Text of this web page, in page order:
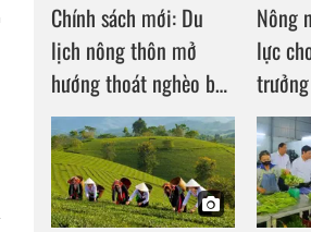
Chính sách mới: Du
lịch nông thôn mở
hướng thoát nghèo bền
vững
Nông
lực